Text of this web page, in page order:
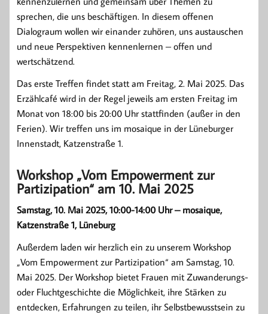
sprechen, die uns beschäftigen. In diesem offenen
Dialograum wollen wir einander zuhören, uns austauschen
und neue Perspektiven kennenlernen – offen und
wertschätzend.
Das erste Treffen findet statt am Freitag, 2. Mai 2025. Das
Erzählcafé wird in der Regel jeweils am ersten Freitag im
Monat von 18:00 bis 20:00 Uhr stattfinden (außer in den
Ferien). Wir treffen uns im mosaique in der Lüneburger
Innenstadt, Katzenstraße 1.
Workshop „Vom Empowerment zur
Partizipation“ am 10. Mai 2025
Samstag, 10. Mai 2025, 10:00-14:00 Uhr – mosaique,
Katzenstraße 1, Lüneburg
Außerdem laden wir herzlich ein zu unserem Workshop
„Vom Empowerment zur Partizipation“ am Samstag, 10.
Mai 2025. Der Workshop bietet Frauen mit Zuwanderungs-
oder Fluchtgeschichte die Möglichkeit, ihre Stärken zu
entdecken, Erfahrungen zu teilen, ihr Selbstbewusstsein zu